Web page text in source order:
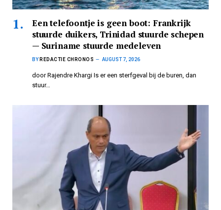
Een telefoontje is geen boot: Frankrijk
stuurde duikers, Trinidad stuurde schepen
— Suriname stuurde medeleven
BY REDACTIE CHRONOS AUGUST 7, 2026
door Rajendre Khargi Is er een sterfgeval bij de buren, dan
stuur…